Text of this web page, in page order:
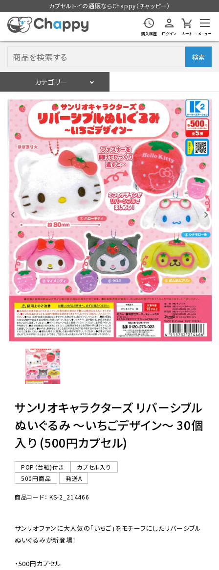
カプセルトイの通販ならChappy（チャッピー）
購入履歴 ログイン カート メニュー
検索
カテゴリー
ログイン 会員登録
入荷スケジュールをチェック
カプセルトイマシン本体
販促用空カプセル
レンタル
景品・玩具・文具
販促用カプセルトイ
よくあるご質問
06-6282-7659
サンリオキャラクターズ リバーシブル
ぬいぐるみ 〜いちごデザイン〜 30個
入り (500円カプセル)
POP（台紙)付き
カプセル入り
500円商品
発送A
商品コード： KS-2_214466
サンリオファンに大人気の「いちご」をモチーフにしたリバーシブル
ぬいぐるみが新登場！
・500円カプセル